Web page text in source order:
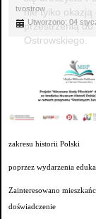
nie tylko
przestrzenią do
Ostrowskiego.
tvostrow
Utworzono: 04
zakresu historii Polski
poprzez wydarzenia
Zainteresowano
doświadczenie